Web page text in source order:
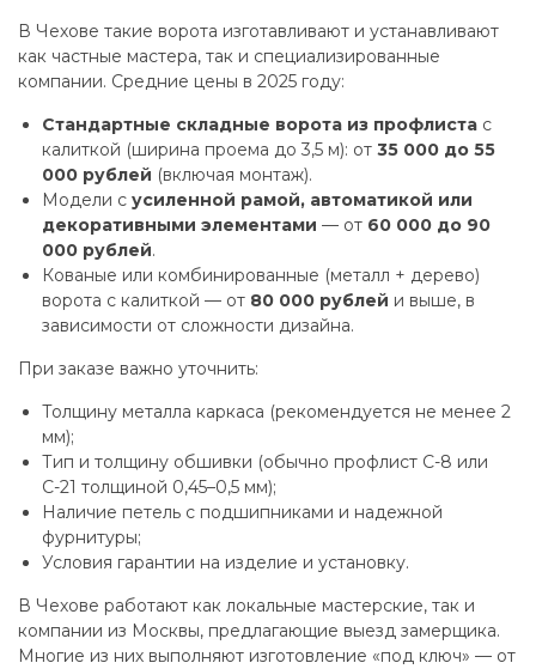
В Чехове такие ворота изготавливают и устанавливают
как частные мастера, так и специализированные
компании. Средние цены в 2025 году:
Стандартные складные ворота из профлиста с
калиткой (ширина проема до 3,5 м): от 35 000 до 55
000 рублей (включая монтаж).
Модели с усиленной рамой, автоматикой или
декоративными элементами — от 60 000 до 90
000 рублей.
Кованые или комбинированные (металл + дерево)
ворота с калиткой — от 80 000 рублей и выше, в
зависимости от сложности дизайна.
При заказе важно уточнить:
Толщину металла каркаса (рекомендуется не менее 2
мм);
Тип и толщину обшивки (обычно профлист С-8 или
С-21 толщиной 0,45–0,5 мм);
Наличие петель с подшипниками и надежной
фурнитуры;
Условия гарантии на изделие и установку.
В Чехове работают как локальные мастерские, так и
компании из Москвы, предлагающие выезд замерщика.
Многие из них выполняют изготовление «под ключ» — от